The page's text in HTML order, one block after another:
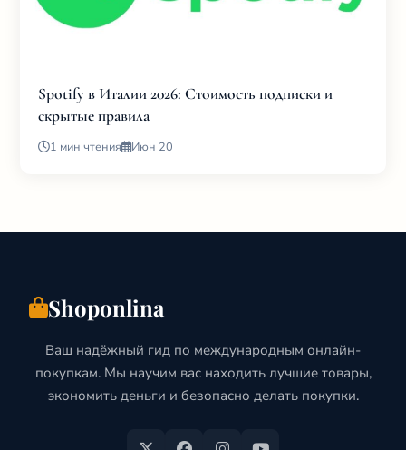
Spotify в Италии 2026: Стоимость подписки и
скрытые правила
1 мин чтения Июн 20
Shoponlina
Ваш надёжный гид по международным онлайн-
покупкам. Мы научим вас находить лучшие товары,
экономить деньги и безопасно делать покупки.